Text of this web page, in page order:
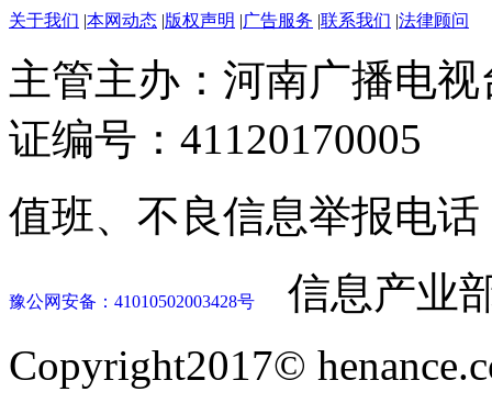
关于我们 本网动态 版权声明 广告服务 联系我们 法律顾问
主管主办：河南广播电
证编号：41120170005
值班、不良信息举报电话
豫公网安备：41010502003428号
信息产业
Copyright2017©